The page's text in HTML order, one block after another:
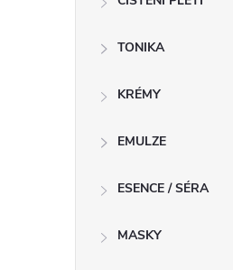
TONIKA
KRÉMY
EMULZE
ESENCE / SÉRA
MASKY